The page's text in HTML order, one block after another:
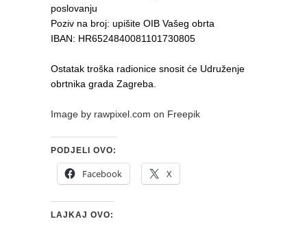
poslovanju
Poziv na broj: upišite OIB Vašeg obrta
IBAN: HR6524840081101730805
Ostatak troška radionice snosit će Udruženje
obrtnika grada Zagreba.
Image by rawpixel.com on Freepik
PODJELI OVO:
Facebook X
LAJKAJ OVO: